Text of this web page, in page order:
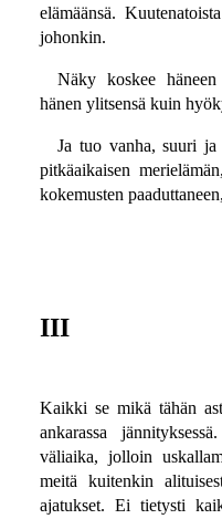
elämäänsä.
johonkin.
Näky koskee
hänen ylitsensä kuin
Ja tuo vanha, suuri
pitkäaikaisen
kokemusten
III
Kaikki se mikä tähän
ankarassa
väliaika, jolloin
meitä kuitenkin
ajatukset. Ei tietysti